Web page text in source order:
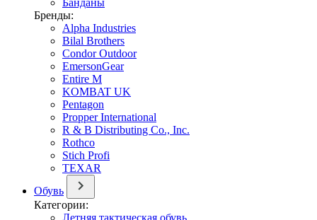
Банданы
Бренды:
Alpha Industries
Bilal Brothers
Condor Outdoor
EmersonGear
Entire M
KOMBAT UK
Pentagon
Propper International
R & B Distributing Co., Inc.
Rothco
Stich Profi
TEXAR
Обувь
Категории:
Летняя тактическая обувь